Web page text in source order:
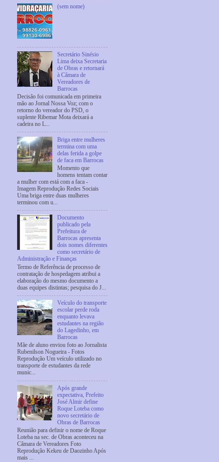
(sem nome)
Secretário Sinésio
Lima deixa Secretaria
de Obras e retornará
à Câmara de
Vereadores de
Barrocas
Decisão foi comunicada em primeira
mão ao Jornal Nossa Voz; com o
retorno do vereador do PSD, o
suplente Ribemar Mota deixará a
cadeira no L...
Briga entre mulheres
termina com uma
delas ferida a golpe
de faca em Barrocas
Momento que
homens tentam contar
a mulher com está com a faca -
Imagem Reprodução Redes Sociais
Uma briga entre duas mulheres
terminou com u...
Documento
publicado pela
Prefeitura de
Barrocas apresenta
dois nomes diferentes
como secretário de
Administração e Finanças
Termo de Referência de processo de
contratação de hospedagem atribui a
elaboração do mesmo documento a
duas equipes distintas; pesquisa do J...
Veículo do transporte
escolar perde roda
enquanto levava
estudantes na região
do Lagedinho, em
Barrocas
Mãe de aluno enviou foto ao Jornalista
Rubenilson Nogueira - Fotos
Reprodução Um veículo utilizado no
transporte de estudantes da rede
munic...
Após grande
expectativa, Prefeito
José Almir define
Roque Loteba como
novo secretário de
Obras de Barrocas
Reunião para definir o nome de Roque
Loteba na sec. de Obras aconteceu na
Câmara de Vereadores Foto
Reprodução Kekeu de Daozinho Após
mais ...